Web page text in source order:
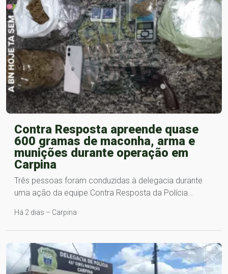
Contra Resposta apreende quase
600 gramas de maconha, arma e
munições durante operação em
Carpina
Três pessoas foram conduzidas à delegacia durante
uma ação da equipe Contra Resposta da Polícia…
Há 2 dias – Carpina